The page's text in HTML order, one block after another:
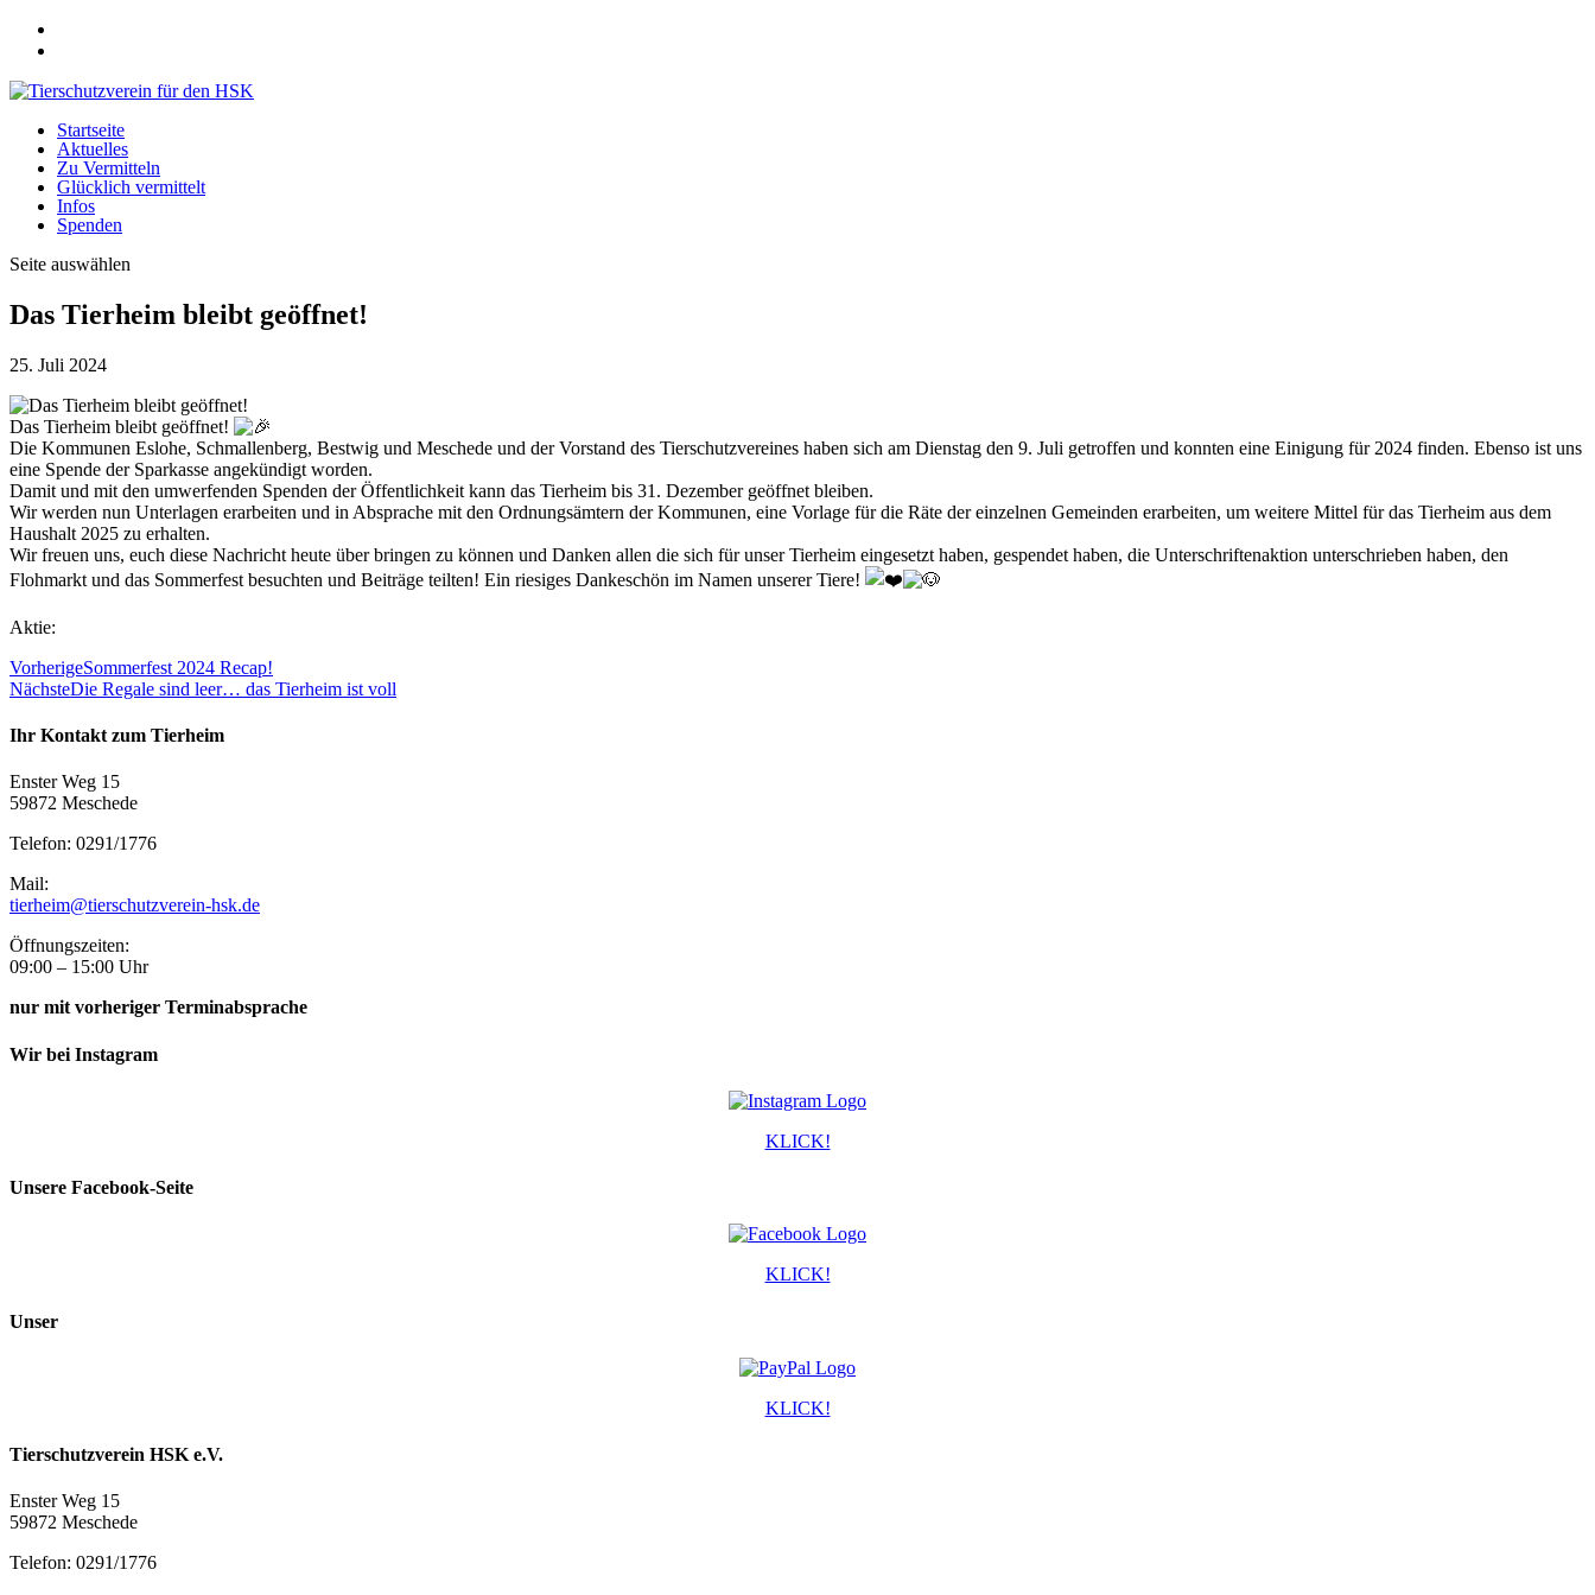
Startseite
Aktuelles
Zu Vermitteln
Glücklich vermittelt
Infos
Spenden
Seite auswählen
Das Tierheim bleibt geöffnet!
25. Juli 2024
Das Tierheim bleibt geöffnet!
Die Kommunen Eslohe, Schmallenberg, Bestwig und Meschede und der Vorstand des Tierschutzvereines haben sich am Dienstag den 9. Juli getroffen und konnten eine Einigung für 2024 finden. Ebenso ist uns
eine Spende der Sparkasse angekündigt worden.
Damit und mit den umwerfenden Spenden der Öffentlichkeit kann das Tierheim bis 31. Dezember geöffnet bleiben.
Wir werden nun Unterlagen erarbeiten und in Absprache mit den Ordnungsämtern der Kommunen, eine Vorlage für die Räte der einzelnen Gemeinden erarbeiten, um weitere Mittel für das Tierheim aus dem
Haushalt 2025 zu erhalten.
Wir freuen uns, euch diese Nachricht heute über bringen zu können und Danken allen die sich für unser Tierheim eingesetzt haben, gespendet haben, die Unterschriftenaktion unterschrieben haben, den
Flohmarkt und das Sommerfest besuchten und Beiträge teilten! Ein riesiges Dankeschön im Namen unserer Tiere!
Aktie:
VorherigeSommerfest 2024 Recap!
NächsteDie Regale sind leer… das Tierheim ist voll
Ihr Kontakt zum Tierheim
Enster Weg 15
59872 Meschede
Telefon: 0291/1776
Mail:
tierheim@tierschutzverein-hsk.de
Öffnungszeiten:
09:00 – 15:00 Uhr
nur mit vorheriger Terminabsprache
Wir bei Instagram
KLICK!
Unsere Facebook-Seite
KLICK!
Unser
KLICK!
Tierschutzverein HSK e.V.
Enster Weg 15
59872 Meschede
Telefon: 0291/1776